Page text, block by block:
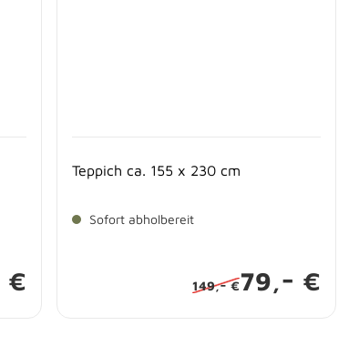
€
Teppich ca. 155 x 230 cm
Sofort abholbereit
149,-€79,- €